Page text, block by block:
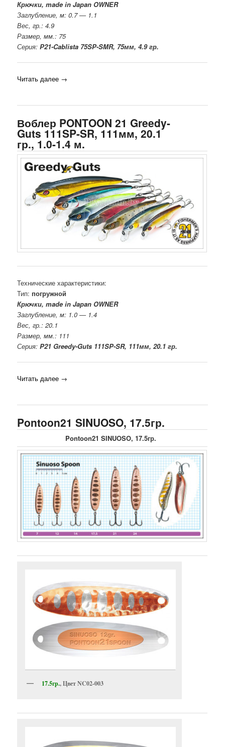
Крючки, made in Japan OWNER
Заглубление, м: 0.7 — 1.1
Вес, гр.: 4.9
Размер, мм.: 75
Серия:P21-Cablista 75SP-SMR, 75мм, 4.9 гр.
Читать далее →
Воблер PONTOON 21 Greedy-
Guts 111SP-SR, 111мм, 20.1
гр., 1.0-1.4 м.
Технические характеристики:
Тип: погружной
Крючки, made in Japan OWNER
Заглубление, м: 1.0 — 1.4
Вес, гр.: 20.1
Размер, мм.: 111
Серия:P21 Greedy-Guts 111SP-SR, 111мм, 20.1 гр.
Читать далее →
Pontoon21 SINUOSO, 17.5гр.
Pontoon21 SINUOSO, 17.5гр.
17.5гр., Цвет NC02-003